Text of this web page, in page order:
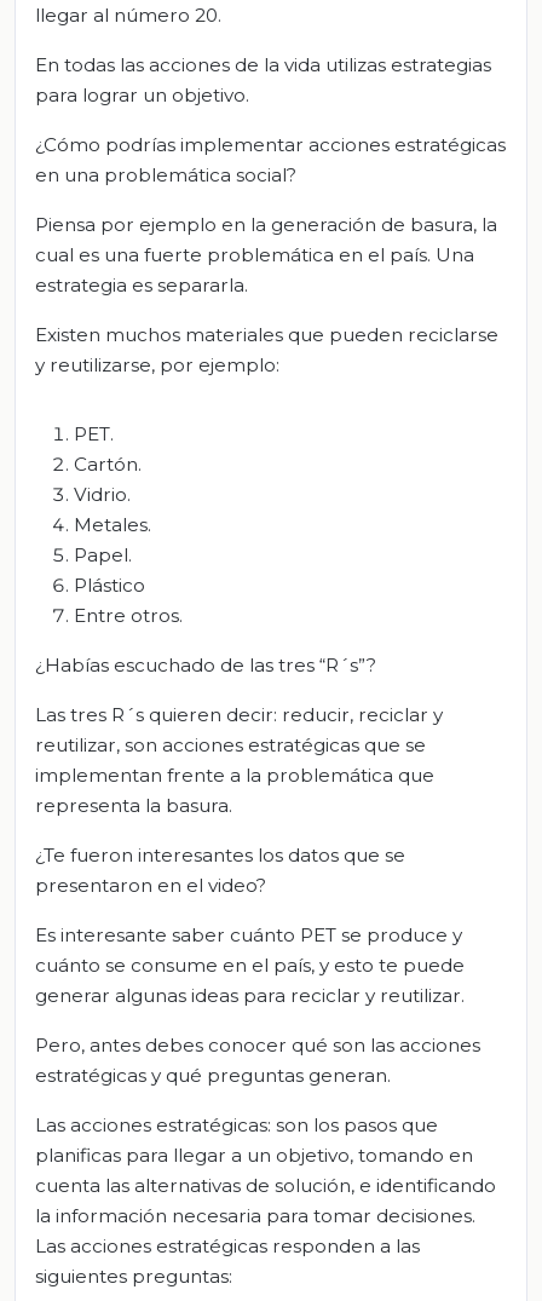
llegar al número 20.
En todas las acciones de la vida utilizas estrategias
para lograr un objetivo.
¿Cómo podrías implementar acciones estratégicas
en una problemática social?
Piensa por ejemplo en la generación de basura, la
cual es una fuerte problemática en el país. Una
estrategia es separarla.
Existen muchos materiales que pueden reciclarse
y reutilizarse, por ejemplo:
PET.
Cartón.
Vidrio.
Metales.
Papel.
Plástico
Entre otros.
¿Habías escuchado de las tres “R´s”?
Las tres R´s quieren decir: reducir, reciclar y
reutilizar, son acciones estratégicas que se
implementan frente a la problemática que
representa la basura.
¿Te fueron interesantes los datos que se
presentaron en el video?
Es interesante saber cuánto PET se produce y
cuánto se consume en el país, y esto te puede
generar algunas ideas para reciclar y reutilizar.
Pero, antes debes conocer qué son las acciones
estratégicas y qué preguntas generan.
Las acciones estratégicas: son los pasos que
planificas para llegar a un objetivo, tomando en
cuenta las alternativas de solución, e identificando
la información necesaria para tomar decisiones.
Las acciones estratégicas responden a las
siguientes preguntas: